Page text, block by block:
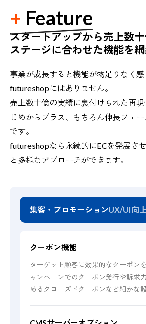
Feature
スタートアップから売上数
ステージに合わせた機能を
事業が成長すると機能が物足りなく
futureshopにはありません。
売上数十億の実績に裏付けられた再
じめからプラス、もちろん伸長フェ
です。
futureshopなら永続的にECを発展さ
と多様なアプローチができます。
集客・プロモーションUX/UI向
クーポン機能
ターゲット顧客に効果的なクーポン
ャンペーンでのクーポン発行や訴求
めるクローズドクーポンなど細かな設